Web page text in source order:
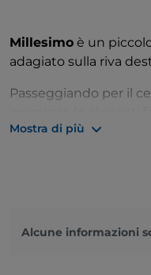
Millesimo è un
adagiato sulla riva
Passeggiando per il
fino ad arrivare nel
manifesti e bandi
Mostra di più
Alcune informazioni